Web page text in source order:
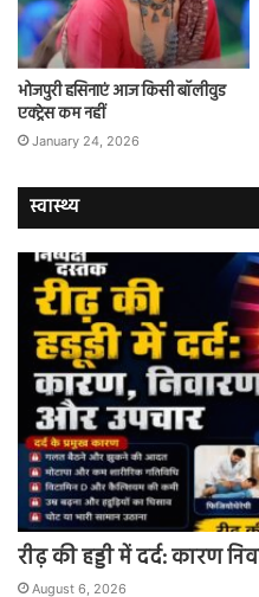
भोजपुरी हसिनाएं आज किसी बॉलीवुड
एक्ट्रेस कम नहीं
January 24, 2026
स्वास्थ्य
रीढ़ की हड्डी में दर्द: कारण
August 6, 2026